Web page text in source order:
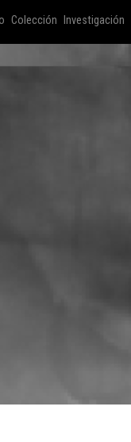
Colección Investigación